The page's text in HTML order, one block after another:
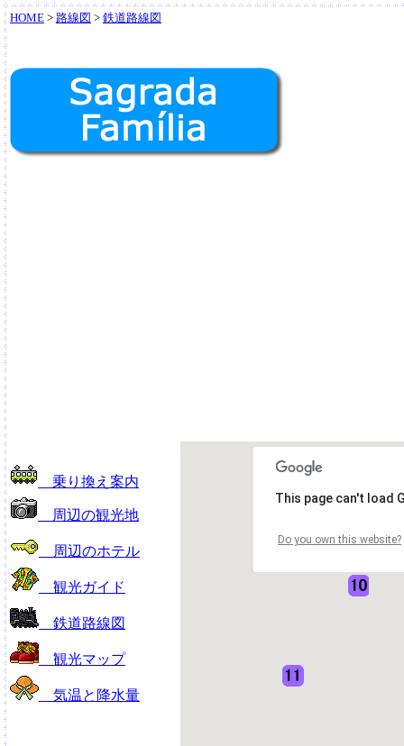
HOME > 路線図 > 鉄道路線図
This page can't load
Do you own this website?
乗り換え案内
周辺の観光地
周辺のホテル
観光ガイド
鉄道路線図
観光マップ
気温と降水量